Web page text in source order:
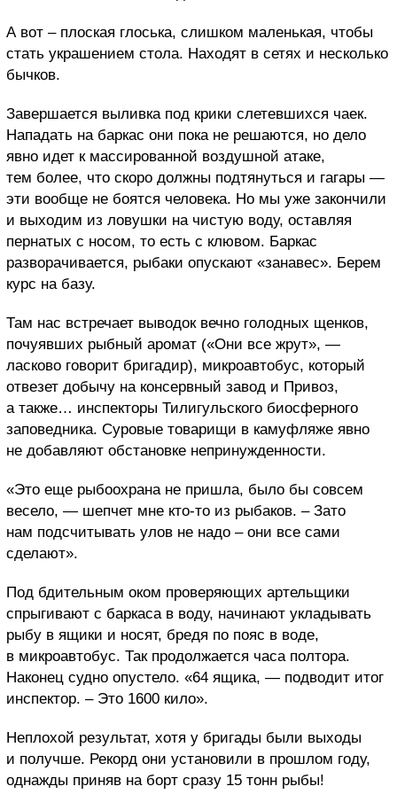
А вот – плоская глоська, слишком маленькая, чтобы
стать украшением стола. Находят в сетях и несколько
бычков.
Завершается выливка под крики слетевшихся чаек.
Нападать на баркас они пока не решаются, но дело
явно идет к массированной воздушной атаке,
тем более, что скоро должны подтянуться и гагары —
эти вообще не боятся человека. Но мы уже закончили
и выходим из ловушки на чистую воду, оставляя
пернатых с носом, то есть с клювом. Баркас
разворачивается, рыбаки опускают «занавес». Берем
курс на базу.
Там нас встречает выводок вечно голодных щенков,
почуявших рыбный аромат («Они все жрут», —
ласково говорит бригадир), микроавтобус, который
отвезет добычу на консервный завод и Привоз,
а также… инспекторы Тилигульского биосферного
заповедника. Суровые товарищи в камуфляже явно
не добавляют обстановке непринужденности.
«Это еще рыбоохрана не пришла, было бы совсем
весело, — шепчет мне кто-то из рыбаков. – Зато
нам подсчитывать улов не надо – они все сами
сделают».
Под бдительным оком проверяющих артельщики
спрыгивают с баркаса в воду, начинают укладывать
рыбу в ящики и носят, бредя по пояс в воде,
в микроавтобус. Так продолжается часа полтора.
Наконец судно опустело. «64 ящика, — подводит итог
инспектор. – Это 1600 кило».
Неплохой результат, хотя у бригады были выходы
и получше. Рекорд они установили в прошлом году,
однажды приняв на борт сразу 15 тонн рыбы!